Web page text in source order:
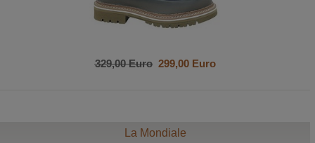
329,00 Euro299,00 Euro
La Mondiale